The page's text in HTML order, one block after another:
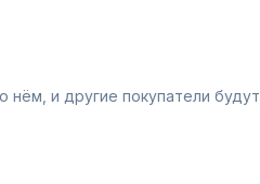
нём, и другие покупатели будут